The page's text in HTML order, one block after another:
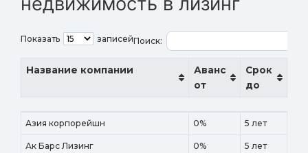
Показать записейПоиск:
Название компании
Аванс
от
Срок
до
Название компании
Аванс
Срок
Азия корпорейшн 0% 5 лет
Ак Барс Лизинг 0% 5 лет